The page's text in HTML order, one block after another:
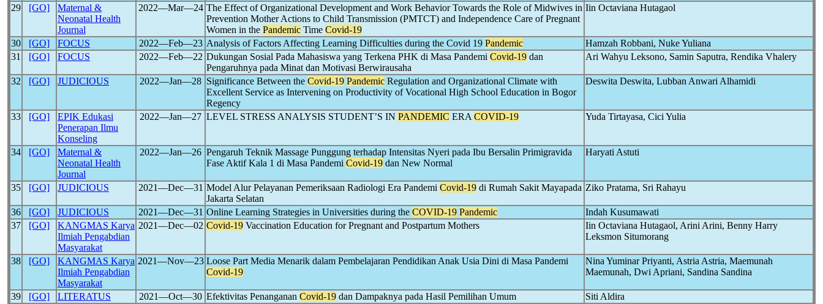
29 [GO]
Maternal &
Neonatal Health
Journal
2022―Mar―24 The Effect of Organizational Development and Work Behavior Towards the Role of Midwives in
Prevention Mother Actions to Child Transmission (PMTCT) and Independence Care of Pregnant
Women in the Pandemic Time Covid-19
Iin Octaviana Hutagaol
30 [GO] FOCUS 2022―Feb―23 Analysis of Factors Affecting Learning Difficulties during the Covid 19 Pandemic
Hamzah Robbani, Nuke Yuliana
31
[GO] FOCUS 2022―Feb―22 Dukungan Sosial Pada Mahasiswa yang Terkena PHK di Masa Pandemi Covid-19 dan
Pengaruhnya pada Minat dan Motivasi Berwirausaha
Ari Wahyu Leksono, Samin Saputra, Rendika Vhalery
32 [GO] JUDICIOUS 2022―Jan―28 Significance Between the Covid-19 Pandemic Regulation and Organizational Climate with
Excellent Service as Intervening on Productivity of Vocational High School Education in Bogor
Regency
Deswita Deswita, Lubban Anwari Alhamidi
33 [GO]
EPIK Edukasi
Penerapan Ilmu
Konseling
2022―Jan―27 LEVEL STRESS ANALYSIS STUDENT’S IN PANDEMIC ERA COVID-19 Yuda Tirtayasa, Cici Yulia
34 [GO]
Maternal &
Neonatal Health
Journal
2022―Jan―26 Pengaruh Teknik Massage Punggung terhadap Intensitas Nyeri pada Ibu Bersalin Primigravida
Fase Aktif Kala 1 di Masa Pandemi Covid-19 dan New Normal
Haryati Astuti
35 [GO] JUDICIOUS 2021―Dec―31 Model Alur Pelayanan Pemeriksaan Radiologi Era Pandemi Covid-19 di Rumah Sakit Mayapada
Jakarta Selatan
Ziko Pratama, Sri Rahayu
36 [GO] JUDICIOUS 2021―Dec―31 Online Learning Strategies in Universities during the COVID-19 Pandemic
Indah Kusumawati
37
[GO]
KANGMAS Karya
Ilmiah Pengabdian
Masyarakat
2021―Dec―02 Covid-19 Vaccination Education for Pregnant and Postpartum Mothers
Iin Octaviana Hutagaol, Arini Arini, Benny Harry
Leksmon Situmorang
38 [GO]
KANGMAS Karya
Ilmiah Pengabdian
Masyarakat
2021―Nov―23 Loose Part Media Menarik dalam Pembelajaran Pendidikan Anak Usia Dini di Masa Pandemi
Covid-19
Nina Yuminar Priyanti, Astria Astria, Maemunah
Maemunah, Dwi Apriani, Sandina Sandina
39 [GO] LITERATUS 2021―Oct―30 Efektivitas Penanganan Covid-19 dan Dampaknya pada Hasil Pemilihan Umum
Siti Aldira